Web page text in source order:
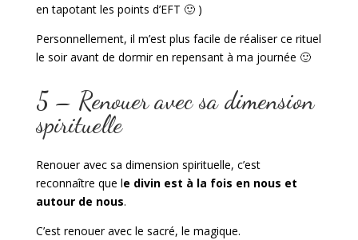
en tapotant les points d’EFT 🙂 )
Personnellement, il m’est plus facile de réaliser ce rituel
le soir avant de dormir en repensant à ma journée 🙂
5 – Renouer avec sa dimension
spirituelle
Renouer avec sa dimension spirituelle, c’est
reconnaître que le divin est à la fois en nous et
autour de nous.
C’est renouer avec le sacré, le magique.